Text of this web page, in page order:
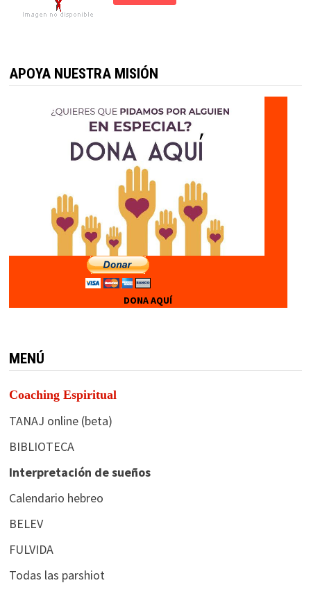
APOYA NUESTRA MISIÓN
DONA AQUÍ
MENÚ
Coaching Espiritual
TANAJ online (beta)
BIBLIOTECA
Interpretación de sueños
Calendario hebreo
BELEV
FULVIDA
Todas las parshiot